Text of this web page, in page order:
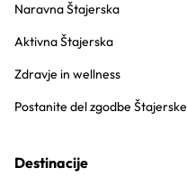
Naravna Štajerska
Aktivna Štajerska
Zdravje in wellness
Postanite del zgodbe Štajerske
Destinacije